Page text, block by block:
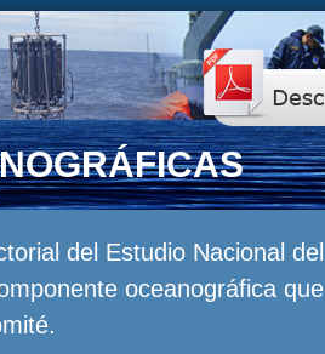
del Estudio Nacional del
oceanográfica que